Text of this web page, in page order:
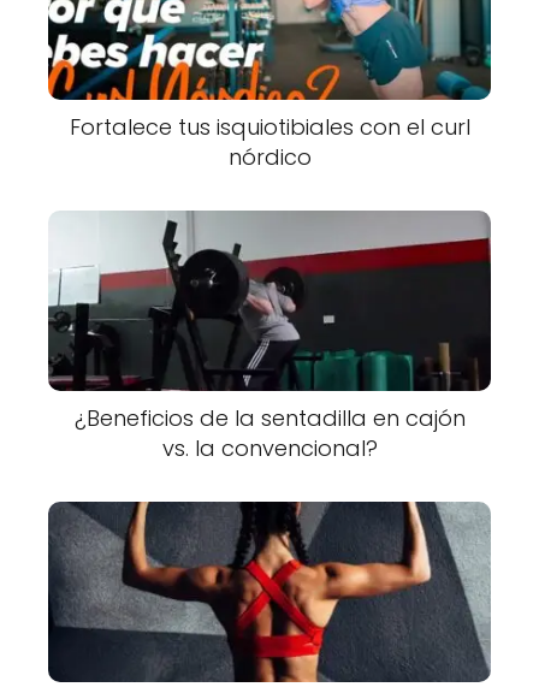
Fortalece tus isquiotibiales con el curl
nórdico
¿Beneficios de la sentadilla en cajón
vs. la convencional?